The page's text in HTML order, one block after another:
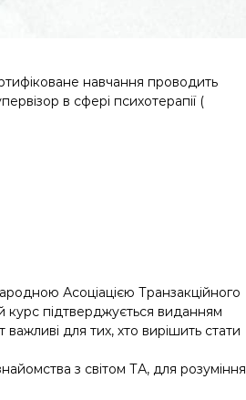
навчання проводить
в сфері психотерапії (
Асоціацією Транзакційного
курс підтверджується виданням
важливі для тих, хто вирішить стати
з світом ТА, для розуміння